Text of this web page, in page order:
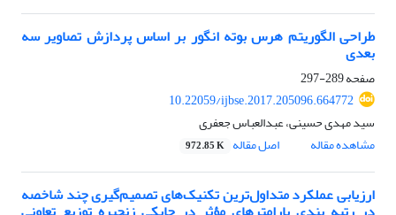
طراحی الگوریتم هرس بوته انگور بر اساس پردازش تصاویر سه
بعدی
صفحه289-297
10.22059/ijbse.2017.205096.664772
سید مهدی حسینی، عبدالعباس جعفری
مشاهده مقاله
اصل مقاله 972.85 K
ارزیابی عملکرد متداول‌ترین تکنیک‌های تصمیم‌گیری چند شاخصه